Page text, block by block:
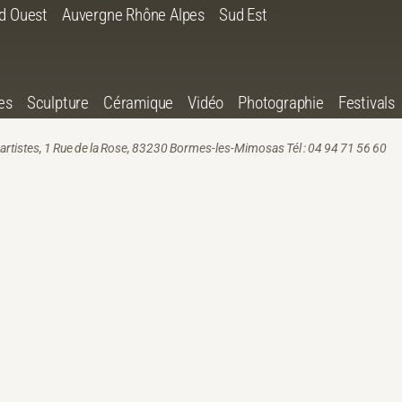
Ouest Auvergne Rhône Alpes Sud Est
Sculpture Céramique Vidéo Photographie Festivals
1 Rue de la Rose, 83230 Bormes-les-Mimosas Tél : 04 94 71 56 60